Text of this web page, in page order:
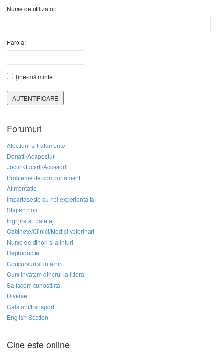
Nume de utilizator:
Parolă:
Ține-mă minte
AUTENTIFICARE
Forumuri
Afectiuni si tratamente
Donatii/Adaposturi
Jocuri/Jucarii/Accesorii
Probleme de comportament
Alimentatie
Impartaseste cu noi experienta ta!
Stapan nou
Ingrijire si toaletaj
Cabinete/Clinici/Medici veterinari
Nume de dihori si alinturi
Reproductie
Concursuri si intalniri
Cum invatam dihorul la litiera
Sa facem cunostinta
Diverse
Calatorii/transport
English Section
Cine este online